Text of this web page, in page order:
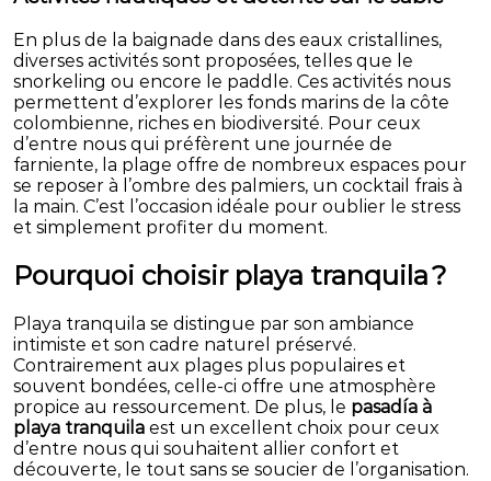
En plus de la baignade dans des eaux cristallines,
diverses activités sont proposées, telles que le
snorkeling ou encore le paddle. Ces activités nous
permettent d’explorer les fonds marins de la côte
colombienne, riches en biodiversité. Pour ceux
d’entre nous qui préfèrent une journée de
farniente, la plage offre de nombreux espaces pour
se reposer à l’ombre des palmiers, un cocktail frais à
la main. C’est l’occasion idéale pour oublier le stress
et simplement profiter du moment.
Pourquoi choisir playa tranquila ?
Playa tranquila se distingue par son ambiance
intimiste et son cadre naturel préservé.
Contrairement aux plages plus populaires et
souvent bondées, celle-ci offre une atmosphère
propice au ressourcement. De plus, le pasadía à
playa tranquila est un excellent choix pour ceux
d’entre nous qui souhaitent allier confort et
découverte, le tout sans se soucier de l’organisation.